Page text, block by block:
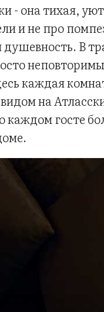
- она тихая,
и не про
душевность. В
каждая
на
каждом госте